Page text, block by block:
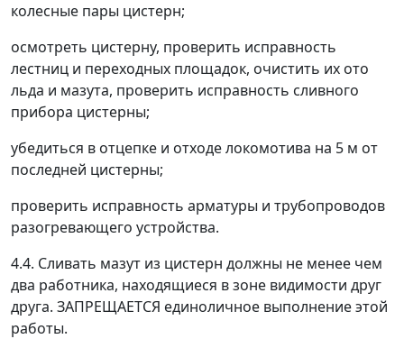
колесные пары цистерн;
осмотреть цистерну, проверить исправность
лестниц и переходных площадок, очистить их ото
льда и мазута, проверить исправность сливного
прибора цистерны;
убедиться в отцепке и отходе локомотива на 5 м от
последней цистерны;
проверить исправность арматуры и трубопроводов
разогревающего устройства.
4.4. Сливать мазут из цистерн должны не менее чем
два работника, находящиеся в зоне видимости друг
друга. ЗАПРЕЩАЕТСЯ единоличное выполнение этой
работы.